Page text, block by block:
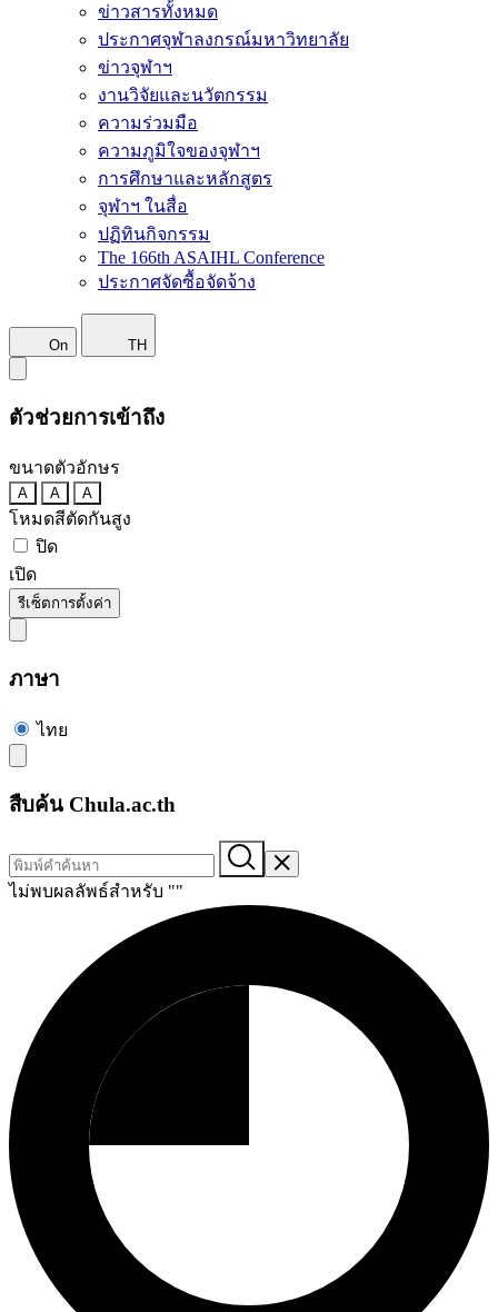
ข่าวสารทั้งหมด
ประกาศจุฬาลงกรณ์มหาวิทยาลัย
ข่าวจุฬาฯ
งานวิจัยและนวัตกรรม
ความร่วมมือ
ความภูมิใจของจุฬาฯ
การศึกษาและหลักสูตร
จุฬาฯ ในสื่อ
ปฏิทินกิจกรรม
The 166th ASAIHL Conference
ประกาศจัดซื้อจัดจ้าง
On TH
ตัวช่วยการเข้าถึง
ขนาดตัวอักษร
A A A
โหมดสีตัดกันสูง
ปิด
เปิด
รีเซ็ตการตั้งค่า
ภาษา
ไทย
สืบค้น Chula.ac.th
ไม่พบผลลัพธ์สำหรับ ""